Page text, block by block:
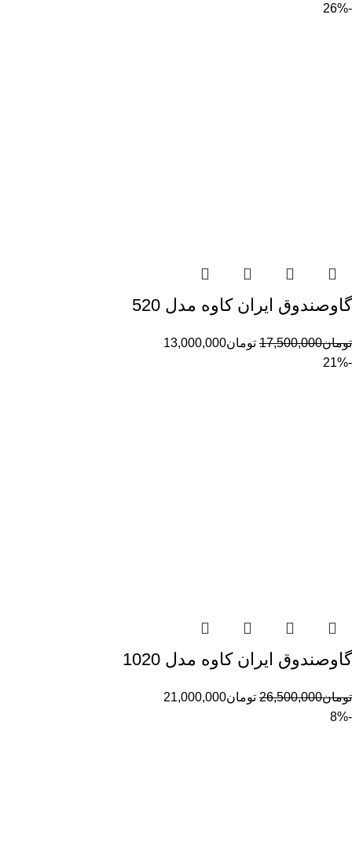
-26%
گاوصندوق ایران کاوه مدل 520
تومان17,500,000 تومان13,000,000
-21%
گاوصندوق ایران کاوه مدل 1020
تومان26,500,000 تومان21,000,000
-8%